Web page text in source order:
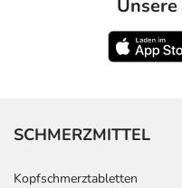
SCHMERZMITTEL
Kopfschmerztabletten